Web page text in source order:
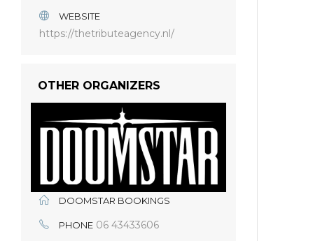
WEBSITE
https://thetributeagency.nl/
OTHER ORGANIZERS
DOOMSTAR BOOKINGS
PHONE 06 43433606